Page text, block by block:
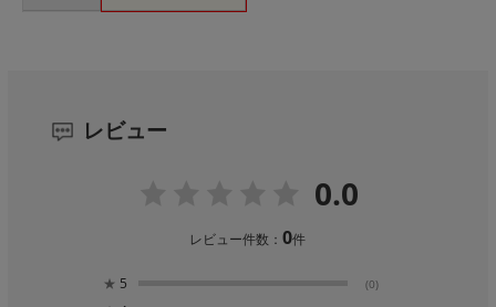
レビュー
0.0
レビュー件数：0件
★ 5 (0)